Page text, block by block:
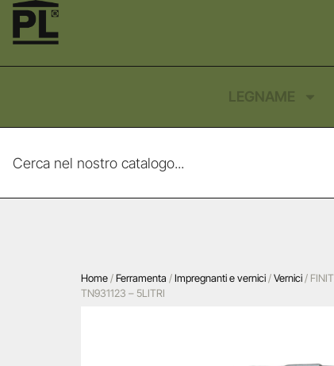
LEGNAME
Home /Ferramenta /Impregnanti e vernici /Vernici /
TN931123 – 5LITRI